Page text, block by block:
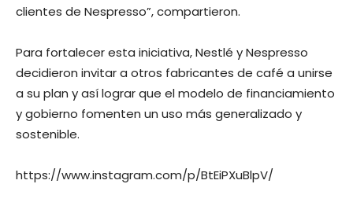
clientes de Nespresso”, compartieron.
Para fortalecer esta iniciativa, Nestlé y Nespresso
decidieron invitar a otros fabricantes de café a unirse
a su plan y así lograr que el modelo de financiamiento
y gobierno fomenten un uso más generalizado y
sostenible.
https://www.instagram.com/p/BtEiPXuBlpV/